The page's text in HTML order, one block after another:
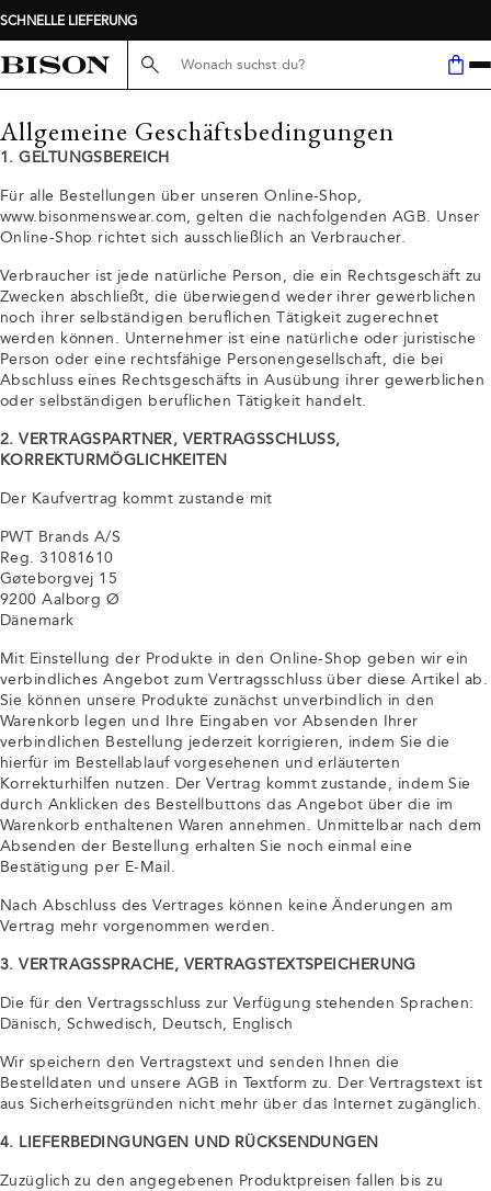
Suche hier...
Allgemeine Geschäftsbedingungen
1. GELTUNGSBEREICH
Für alle Bestellungen über unseren Online-Shop,
www.bisonmenswear.com, gelten die nachfolgenden AGB. Unser
Online-Shop richtet sich ausschließlich an Verbraucher.
Verbraucher ist jede natürliche Person, die ein Rechtsgeschäft zu
Zwecken abschließt, die überwiegend weder ihrer gewerblichen
noch ihrer selbständigen beruflichen Tätigkeit zugerechnet
werden können. Unternehmer ist eine natürliche oder juristische
Person oder eine rechtsfähige Personengesellschaft, die bei
Abschluss eines Rechtsgeschäfts in Ausübung ihrer gewerblichen
oder selbständigen beruflichen Tätigkeit handelt.
2. VERTRAGSPARTNER, VERTRAGSSCHLUSS,
KORREKTURMÖGLICHKEITEN
Der Kaufvertrag kommt zustande mit
PWT Brands A/S
Reg. 31081610
Gøteborgvej 15
9200 Aalborg Ø
Dänemark
Mit Einstellung der Produkte in den Online-Shop geben wir ein
verbindliches Angebot zum Vertragsschluss über diese Artikel ab.
Sie können unsere Produkte zunächst unverbindlich in den
Warenkorb legen und Ihre Eingaben vor Absenden Ihrer
verbindlichen Bestellung jederzeit korrigieren, indem Sie die
hierfür im Bestellablauf vorgesehenen und erläuterten
Korrekturhilfen nutzen. Der Vertrag kommt zustande, indem Sie
durch Anklicken des Bestellbuttons das Angebot über die im
Warenkorb enthaltenen Waren annehmen. Unmittelbar nach dem
Absenden der Bestellung erhalten Sie noch einmal eine
Bestätigung per E-Mail.
Nach Abschluss des Vertrages können keine Änderungen am
Vertrag mehr vorgenommen werden.
3. VERTRAGSSPRACHE, VERTRAGSTEXTSPEICHERUNG
Die für den Vertragsschluss zur Verfügung stehenden Sprachen:
Dänisch, Schwedisch, Deutsch, Englisch
Wir speichern den Vertragstext und senden Ihnen die
Bestelldaten und unsere AGB in Textform zu. Der Vertragstext ist
aus Sicherheitsgründen nicht mehr über das Internet zugänglich.
4. LIEFERBEDINGUNGEN UND RÜCKSENDUNGEN
Zuzüglich zu den angegebenen Produktpreisen fallen bis zu